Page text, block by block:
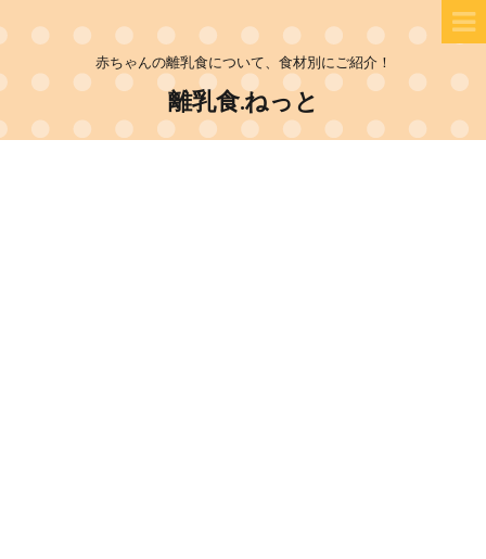
赤ちゃんの離乳食について、食材別にご紹介！
離乳食.ねっと